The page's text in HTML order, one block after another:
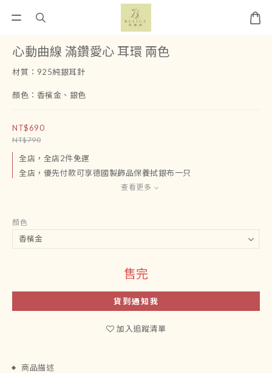
心動曲線 滿鑽愛心 耳環 兩色
材質：925純銀耳針
顏色：香檳金、銀色
NT$690
NT$790
全店，全店2件免運
全店，優先付款可享德國製飾品保養拭銀布一只
查看更多
顏色
售完
貨到通知我
加入追蹤清單
商品描述